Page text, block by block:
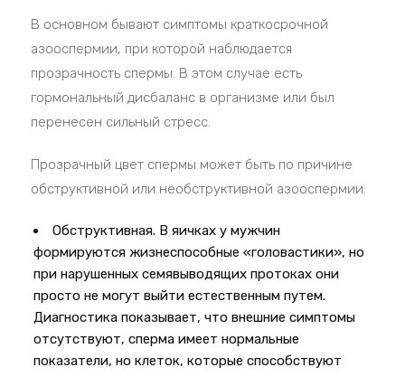
В основном бывают симптомы краткосрочной
азооспермии, при которой наблюдается
прозрачность спермы. В этом случае есть
гормональный дисбаланс в организме или был
перенесен сильный стресс.
Прозрачный цвет спермы может быть по причине
обструктивной или необструктивной азооспермии:
Обструктивная. В яичках у мужчин
формируются жизнеспособные «головастики», но
при нарушенных семявыводящих протоках они
просто не могут выйти естественным путем.
Диагностика показывает, что внешние симптомы
отсутствуют, сперма имеет нормальные
показатели, но клеток, которые способствуют